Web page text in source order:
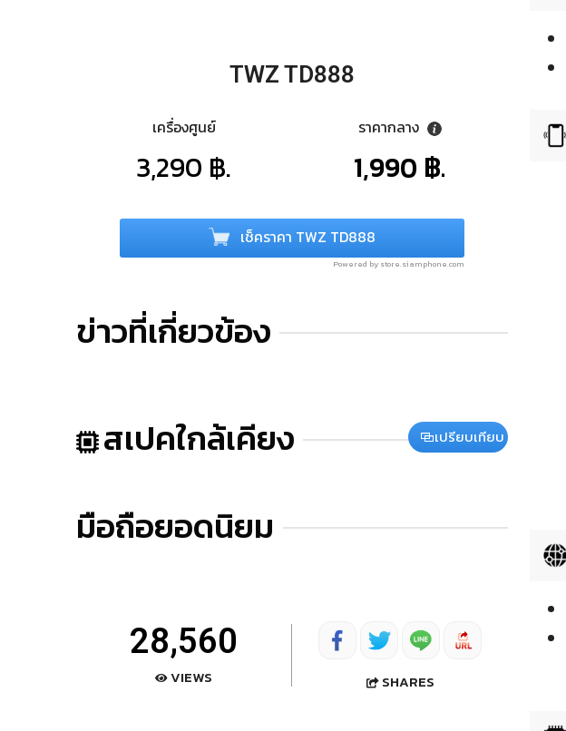
TWZ TD888
เครื่องศูนย์
3,290 ฿.
ราคากลาง
1,990 ฿.
เช็คราคา TWZ TD888
Powered by store.siamphone.com
ข่าวที่เกี่ยวข้อง
สเปคใกล้เคียง เปรียบเทียบ
มือถือยอดนิยม
28,560
VIEWS SHARES